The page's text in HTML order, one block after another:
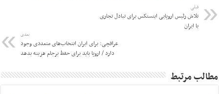
قبلی
تلاش رئیس اروپایی اینستکس برای تبادل تجاری
با ایران
بعدی
عراقچی: برای ایران انتخاب‌های متعددی وجود
دارد / اروپا باید برای حفظ برجام هزینه بدهد
مطالب مرتبط